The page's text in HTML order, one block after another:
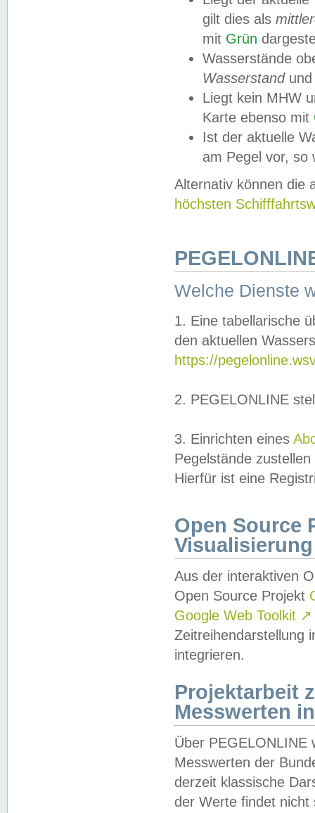
gilt dies als
mit Grün
Wasserstände
Wasserstandund
Liegt kein MHW
Karte ebenso mit
Ist der aktuelle
am Pegel vor,
Alternativ können die
höchsten
Welche Dienste
1. Eine tabellarische
den aktuellen
https://
2. PEGELONLINE
3. Einrichten eines
Pegelstände
Hierfür ist eine
Open Source
Visualisierung
Aus der interaktiven
Open Source Projekt
Google Web Toolkit ↗
Zeitreihendarstellung
integrieren.
Projektarbeit
Messwerten
Über PEGELONLINE
Messwerten der
derzeit klassische
der Werte findet